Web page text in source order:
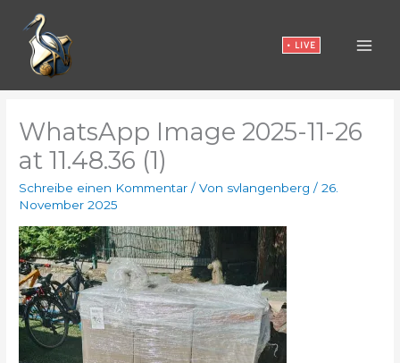
Inhalt
springen
• LIVE
WhatsApp Image 2025-11-26
at 11.48.36 (1)
Schreibe einen Kommentar / Von svlangenberg/26.
November 2025